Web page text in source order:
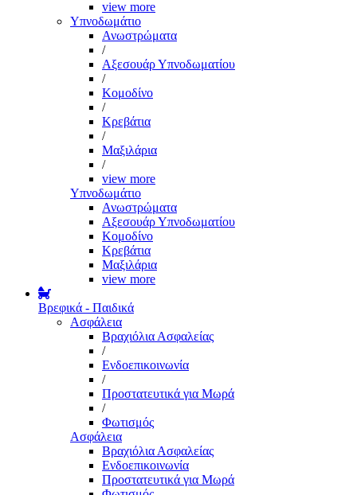
view more
Υπνοδωμάτιο
Ανωστρώματα
/
Αξεσουάρ Υπνοδωματίου
/
Κομοδίνο
/
Κρεβάτια
/
Μαξιλάρια
/
view more
Υπνοδωμάτιο
Ανωστρώματα
Αξεσουάρ Υπνοδωματίου
Κομοδίνο
Κρεβάτια
Μαξιλάρια
view more
Βρεφικά - Παιδικά
Ασφάλεια
Βραχιόλια Ασφαλείας
/
Ενδοεπικοινωνία
/
Προστατευτικά για Μωρά
/
Φωτισμός
Ασφάλεια
Βραχιόλια Ασφαλείας
Ενδοεπικοινωνία
Προστατευτικά για Μωρά